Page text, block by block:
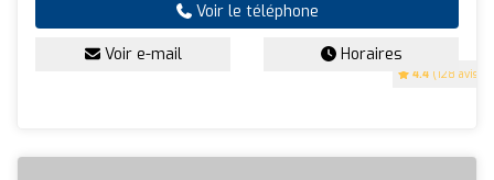
4.4 (128 avis)
Voir le téléphone
Voir e-mail Horaires